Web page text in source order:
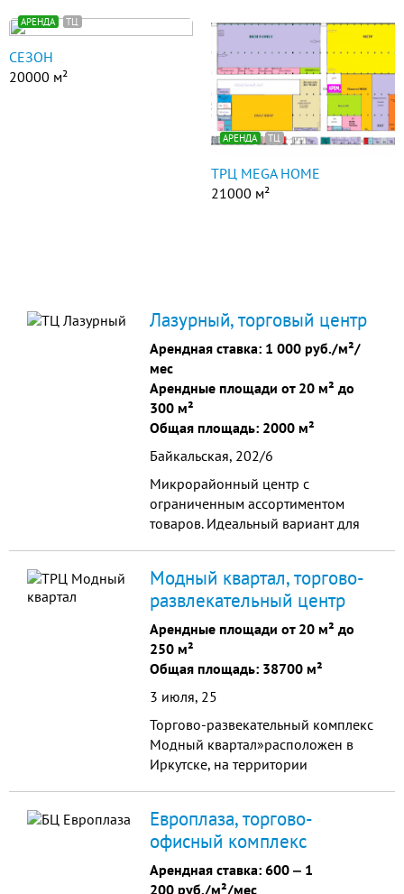
АРЕНДА ТЦ
СЕЗОН
20000 м²
АРЕНДА ТЦ
ТРЦ MEGA HOME
21000 м²
Лазурный, торговый центр
Арендная ставка: 1 000 руб./м²/
мес
Арендные площади от 20 м² до
300 м²
Общая площадь: 2000 м²
Байкальская, 202/6
Микрорайонный центр с
ограниченным ассортиментом
товаров. Идеальный вариант для
женщин, парфюмерия и косметика.
Есть все необходимое для
возможности обеспечить жителей
товарами ежедневного спроса.
Модный квартал, торгово-
развлекательный центр
Арендные площади от 20 м² до
250 м²
Общая площадь: 38700 м²
3 июля, 25
Торгово-развекательный комплекс
Модный квартал»расположен в
Иркутске, на территории
слобода»
Европлаза, торгово-
офисный комплекс
Арендная ставка: 600 ‒ 1
200 руб./м²/мес